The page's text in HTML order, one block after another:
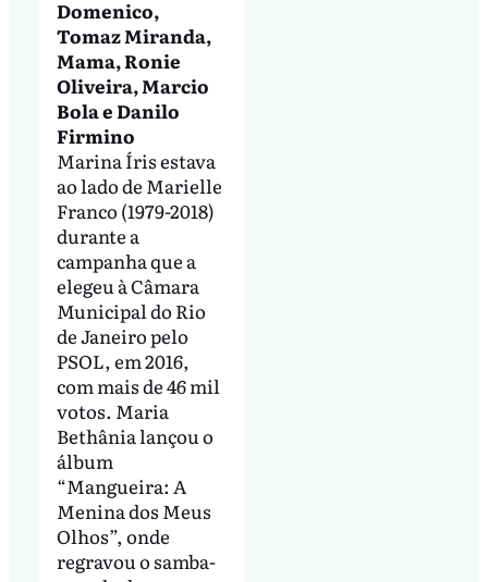
Domenico,
Tomaz Miranda,
Mama, Ronie
Oliveira, Marcio
Bola e Danilo
Firmino
Marina Íris estava
ao lado de Marielle
Franco (1979-2018)
durante a
campanha que a
elegeu à Câmara
Municipal do Rio
de Janeiro pelo
PSOL, em 2016,
com mais de 46 mil
votos. Maria
Bethânia lançou o
álbum
“Mangueira: A
Menina dos Meus
Olhos”, onde
regravou o samba-